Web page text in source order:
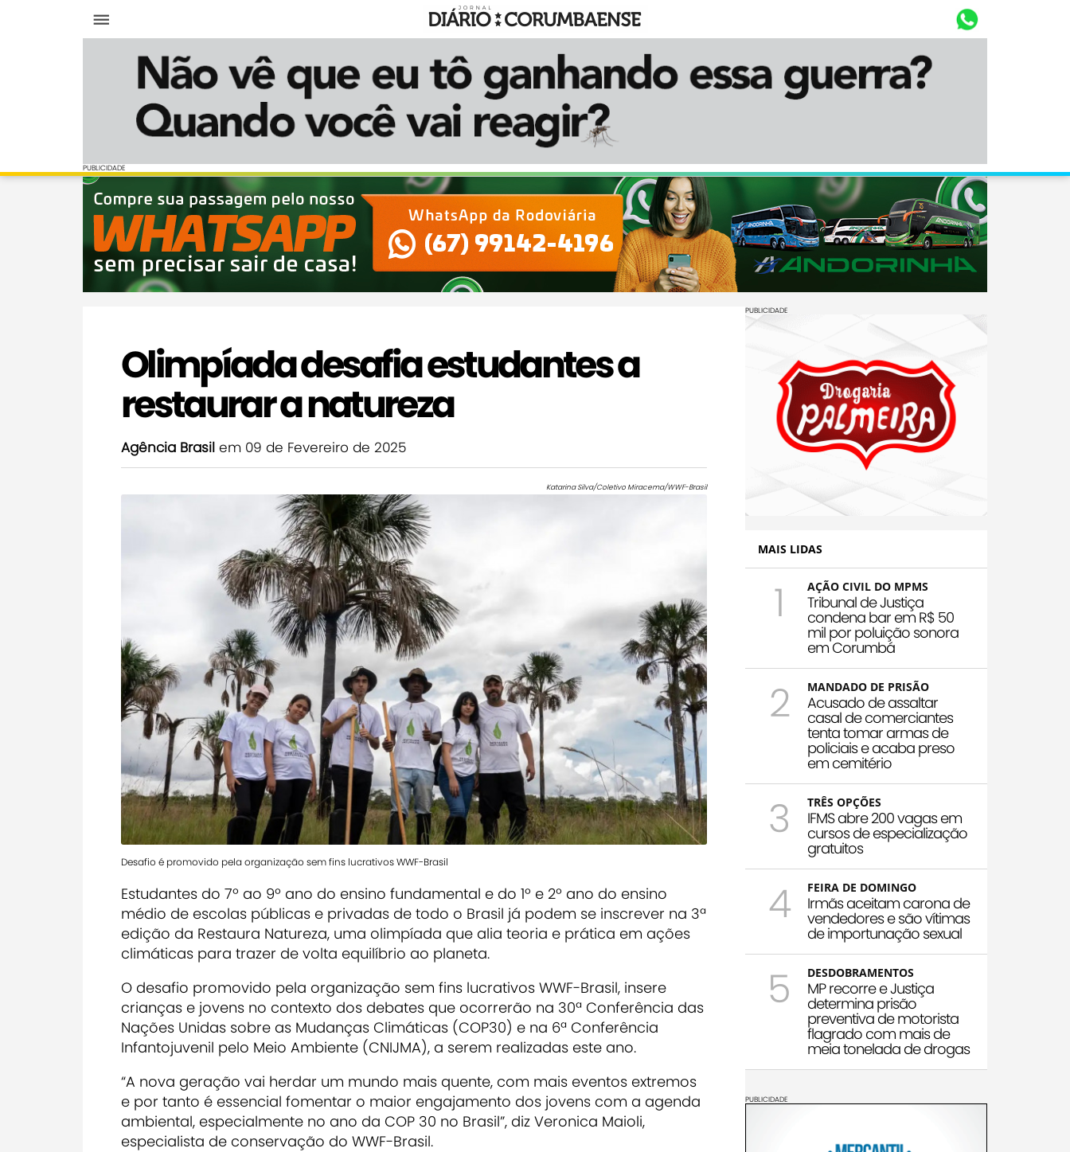
Diário Corumbaense
PUBLICIDADE
PUBLICIDADE
Olimpíada desafia estudantes a
restaurar a natureza
Agência Brasil em 09 de Fevereiro de 2025
Katarina Silva/Coletivo Miracema/WWF-Brasil
Desafio é promovido pela organização sem fins lucrativos WWF-Brasil
Estudantes do 7º ao 9º ano do ensino fundamental e do 1º e 2º ano do ensino
médio de escolas públicas e privadas de todo o Brasil já podem se inscrever na 3ª
edição da Restaura Natureza, uma olimpíada que alia teoria e prática em ações
climáticas para trazer de volta equilíbrio ao planeta.
O desafio promovido pela organização sem fins lucrativos WWF-Brasil, insere
crianças e jovens no contexto dos debates que ocorrerão na 30ª Conferência das
Nações Unidas sobre as Mudanças Climáticas (COP30) e na 6ª Conferência
Infantojuvenil pelo Meio Ambiente (CNIJMA), a serem realizadas este ano.
“A nova geração vai herdar um mundo mais quente, com mais eventos extremos
e por tanto é essencial fomentar o maior engajamento dos jovens com a agenda
ambiental, especialmente no ano da COP 30 no Brasil”, diz Veronica Maioli,
especialista de conservação do WWF-Brasil.
PUBLICIDADE
MAIS LIDAS
1 AÇÃO CIVIL DO MPMS
Tribunal de Justiça
condena bar em R$ 50
mil por poluição sonora
em Corumbá
2 MANDADO DE PRISÃO
Acusado de assaltar
casal de comerciantes
tenta tomar armas de
policiais e acaba preso
em cemitério
3 TRÊS OPÇÕES
IFMS abre 200 vagas em
cursos de especialização
gratuitos
4 FEIRA DE DOMINGO
Irmãs aceitam carona de
vendedores e são vítimas
de importunação sexual
5 DESDOBRAMENTOS
MP recorre e Justiça
determina prisão
preventiva de motorista
flagrado com mais de
meia tonelada de drogas
PUBLICIDADE